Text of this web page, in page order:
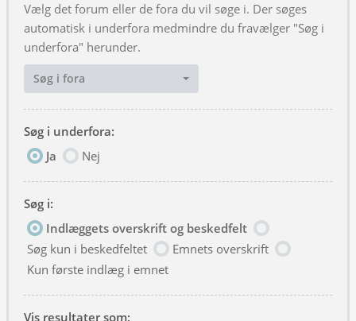
Vælg det forum eller de fora du vil søge i. Der søges
automatisk i underfora medmindre du fravælger "Søg i
underfora" herunder.
Søg i fora
Søg i underfora:
Ja
Nej
Søg i:
Indlæggets overskrift og beskedfelt
Søg kun i beskedfeltet
Emnets overskrift
Kun første indlæg i emnet
Vis resultater som: